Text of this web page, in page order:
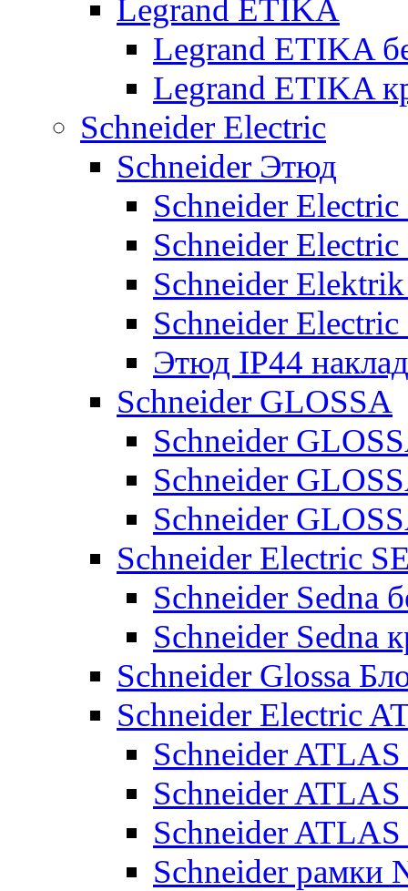
Legrand ETIKA
Legrand ETIKA
Legrand ETIKA
Schneider Electric
Schneider Этюд
Schneider
Schneider
Schneider
Schneider
Этюд IP44
Schneider GLOSSA
Schneider
Schneider
Schneider
Schneider Electric
Schneider Sedna
Schneider Sedna
Schneider Glossa
Schneider Electric
Schneider
Schneider
Schneider
Schneider рамки